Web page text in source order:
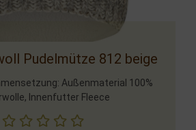
Pudelmütze 812 beige
Außenmaterial 100%
Innenfutter Fleece